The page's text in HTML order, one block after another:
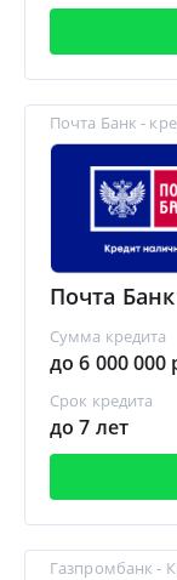
Почта Банк -
Почта
Сумма кредита
до 6 000 000
Срок кредита
до 7 лет
Газпромбанк -